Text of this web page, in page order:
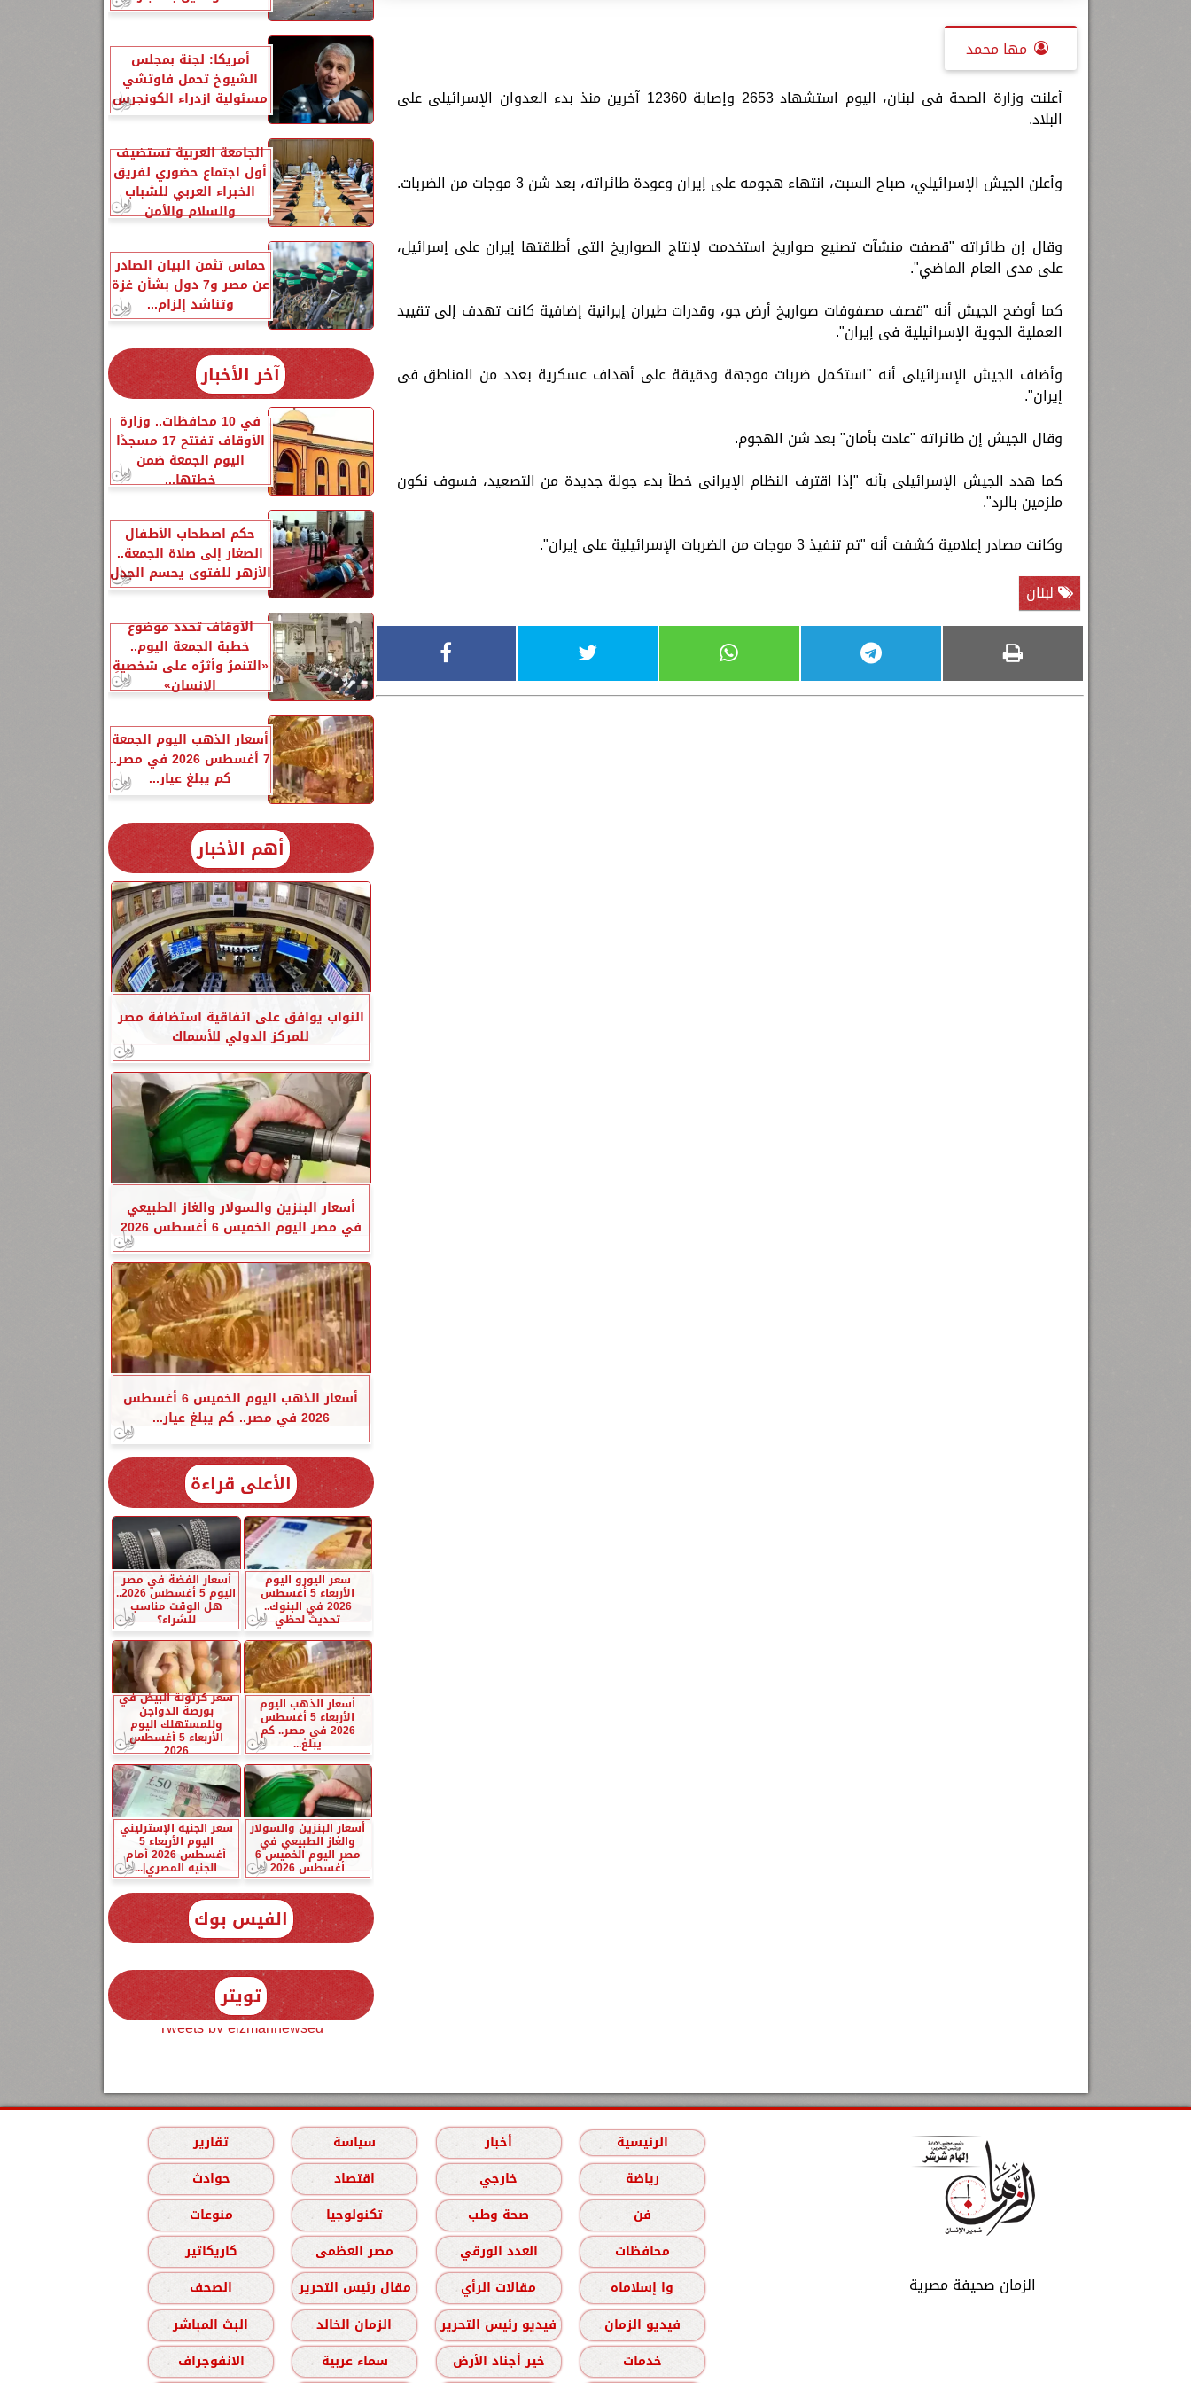
مها محمد
أعلنت وزارة الصحة فى لبنان، اليوم استشهاد 2653 وإصابة 12360 آخرين منذ بدء العدوان الإسرائيلى على
البلاد.
وأعلن الجيش الإسرائيلي، صباح السبت، انتهاء هجومه على إيران وعودة طائراته، بعد شن 3 موجات من الضربات.
وقال إن طائراته "قصفت منشآت تصنيع صواريخ استخدمت لإنتاج الصواريخ التى أطلقتها إيران على إسرائيل،
على مدى العام الماضي".
كما أوضح الجيش أنه "قصف مصفوفات صواريخ أرض جو، وقدرات طيران إيرانية إضافية كانت تهدف إلى تقييد
العملية الجوية الإسرائيلية فى إيران".
وأضاف الجيش الإسرائيلى أنه "استكمل ضربات موجهة ودقيقة على أهداف عسكرية بعدد من المناطق فى
إيران".
وقال الجيش إن طائراته "عادت بأمان" بعد شن الهجوم.
كما هدد الجيش الإسرائيلى بأنه "إذا اقترف النظام الإيرانى خطأ بدء جولة جديدة من التصعيد، فسوف نكون
ملزمين بالرد".
وكانت مصادر إعلامية كشفت أنه "تم تنفيذ 3 موجات من الضربات الإسرائيلية على إيران".
لبنان
أمريكا: لجنة بمجلس
الشيوخ تحمل فاوتشي
مسئولية ازدراء الكونجرس
الجامعة العربية تستضيف
أول اجتماع حضوري لفريق
الخبراء العربي للشباب
والسلام والأمن
حماس تثمن البيان الصادر
عن مصر و7 دول بشأن غزة
وتناشد إلزام...
آخر الأخبار
في 10 محافظات.. وزارة
الأوقاف تفتتح 17 مسجدًا
اليوم الجمعة ضمن
خطتها...
حكم اصطحاب الأطفال
الصغار إلى صلاة الجمعة..
الأزهر للفتوى يحسم الجدل
الأوقاف تحدد موضوع
خطبة الجمعة اليوم..
«التنمرُ وأثرُه على شخصيةِ
الإنسانِ»
أسعار الذهب اليوم الجمعة
7 أغسطس 2026 في مصر..
كم يبلغ عيار...
أهم الأخبار
النواب يوافق على اتفاقية استضافة مصر
للمركز الدولي للأسماك
أسعار البنزين والسولار والغاز الطبيعي
في مصر اليوم الخميس 6 أغسطس 2026
أسعار الذهب اليوم الخميس 6 أغسطس
2026 في مصر.. كم يبلغ عيار...
الأعلى قراءة
سعر اليورو اليوم
الأربعاء 5 أغسطس
2026 في البنوك..
تحديث لحظي
أسعار الفضة في مصر
اليوم 5 أغسطس 2026..
هل الوقت مناسب
للشراء؟
أسعار الذهب اليوم
الأربعاء 5 أغسطس
2026 في مصر.. كم
يبلغ...
سعر كرتونة البيض في
بورصة الدواجن
وللمستهلك اليوم
الأربعاء 5 أغسطس
2026
أسعار البنزين والسولار
والغاز الطبيعي في
مصر اليوم الخميس 6
أغسطس 2026
سعر الجنيه الإسترليني
اليوم الأربعاء 5
أغسطس 2026 أمام
الجنيه المصري|...
الفيس بوك
تويتر
Tweets by elzmannewseg
الزمان صحيفة مصرية
الرئيسية أخبار سياسة
تقارير
رياضة
خارجي اقتصاد
حوادث
فن
صحة وطب تكنولوجيا
منوعات
محافظات
العدد الورقي مصر العظمى
كاريكاتير
وا إسلاماه
مقالات الرأي مقال رئيس التحرير
الصحف
فيديو الزمان
فيديو رئيس التحرير الزمان الخالد
البث المباشر
خدمات
خير أجناد الأرض سماء عربية الانفوجراف